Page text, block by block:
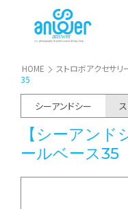
HOME ストロボアクセサリ
35
シーアンドシー
【シーアン
ールベース35